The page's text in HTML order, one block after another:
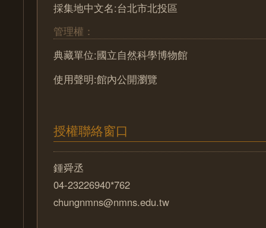
採集地中文名:台北市北投區
管理權：
典藏單位:國立自然科學博物館
使用聲明:館內公開瀏覽
授權聯絡窗口
鍾舜丞
04-23226940*762
chungnmns@nmns.edu.tw